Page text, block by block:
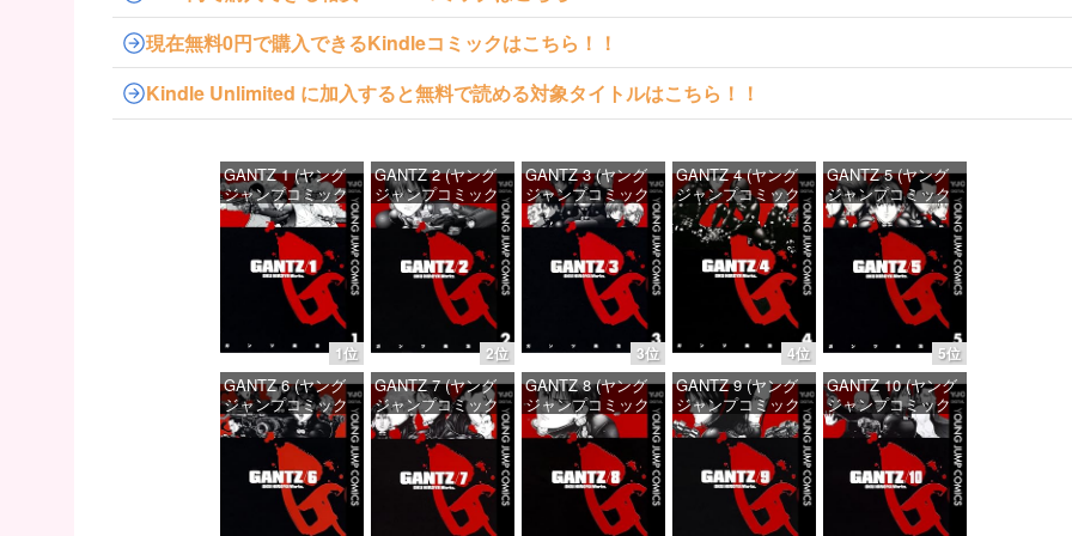
現在無料0円で購入できるKindleコミックはこちら！！
Kindle Unlimited に加入すると無料で読める対象タイトルはこちら！！
1位
GANTZ 1 (ヤング
ジャンプコミック
スDIGITAL)
価格：¥100
2位
GANTZ 2 (ヤング
ジャンプコミック
スDIGITAL)
価格：¥100
3位
GANTZ 3 (ヤング
ジャンプコミック
スDIGITAL)
価格：¥100
4位
GANTZ 4 (ヤング
ジャンプコミック
スDIGITAL)
価格：¥100
5位
GANTZ 5 (ヤング
ジャンプコミック
スDIGITAL)
価格：¥100
GANTZ 6 (ヤング
ジャンプコミック
スDIGITAL)
価格：¥100
GANTZ 7 (ヤング
ジャンプコミック
スDIGITAL)
価格：¥100
GANTZ 8 (ヤング
ジャンプコミック
スDIGITAL)
価格：¥100
GANTZ 9 (ヤング
ジャンプコミック
スDIGITAL)
価格：¥100
GANTZ 10 (ヤング
ジャンプコミック
スDIGITAL)
価格：¥100